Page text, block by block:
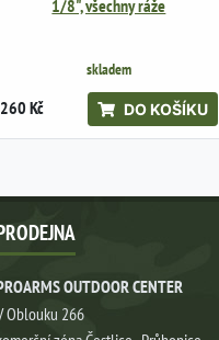
1/8", všechny ráže
skladem
260 Kč DO KOŠÍKU
OUTDOOR CENTER
Oblouku 266